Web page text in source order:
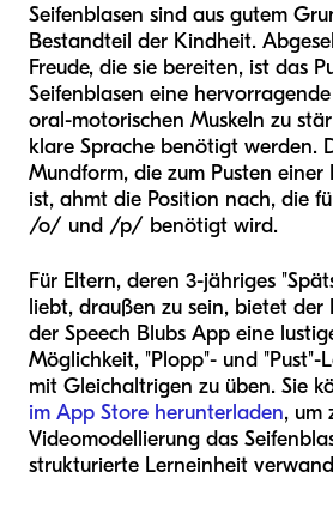
Seifenblasen sind aus gutem
Bestandteil der Kindheit.
Freude, die sie bereiten, ist das
Seifenblasen eine
oral-motorischen Muskeln zu
klare Sprache benötigt werden.
Mundform, die zum Pusten einer
ist, ahmt die Position nach, die
/o/ und /p/ benötigt wird.
Für Eltern, deren 3-jähriges
liebt, draußen zu sein, bietet der
der Speech Blubs App eine
Möglichkeit, "Plopp"- und "Pust"-
mit Gleichaltrigen zu üben. Sie
im App Store herunterladen, um
Videomodellierung das
strukturierte Lerneinheit